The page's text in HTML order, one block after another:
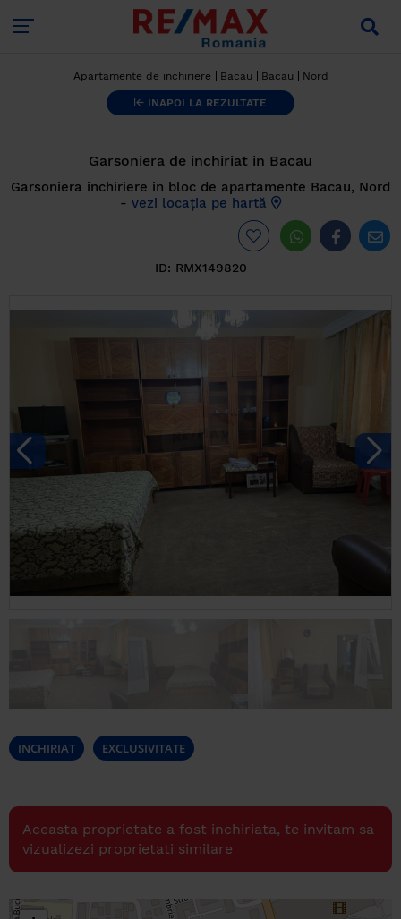
Apartamente de inchiriere Bacau Bacau Nord
INAPOI LA REZULTATE
Garsoniera de inchiriat in Bacau
Garsoniera inchiriere in bloc de apartamente Bacau, Nord
- vezi locația pe hartă
ID: RMX149820
INCHIRIAT EXCLUSIVITATE
Aceasta proprietate a fost inchiriata, te invitam sa
vizualizezi proprietati similare